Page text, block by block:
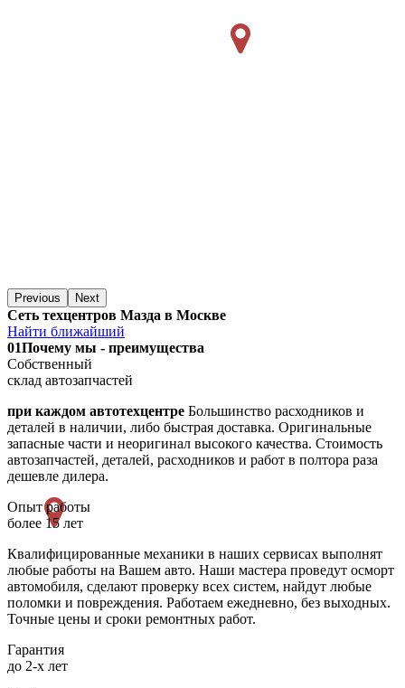
Previous Next
Сеть техцентров Мазда в Москве
Найти ближайший
01Почему мы - преимущества
Собственный
склад автозапчастей
при каждом автотехцентре Большинство расходников и
деталей в наличии, либо быстрая доставка. Оригинальные
запасные части и неоригинал высокого качества. Стоимость
автозапчастей, деталей, расходников и работ в полтора раза
дешевле дилера.
Опыт работы
более 15 лет
Квалифицированные механики в наших сервисах выполнят
любые работы на Вашем авто. Наши мастера проведут осморт
автомобиля, сделают проверку всех систем, найдут любые
поломки и повреждения. Работаем ежедневно, без выходных.
Точные цены и сроки ремонтных работ.
Гарантия
до 2-х лет